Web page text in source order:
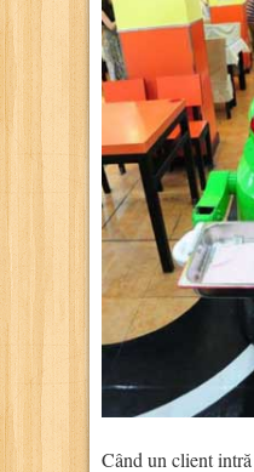
Când un client